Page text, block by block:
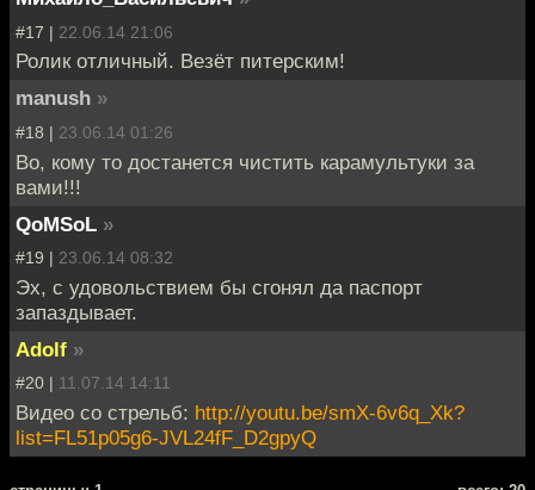
#17 | 22.06.14 21:06
Ролик отличный. Везёт питерским!
manush »
#18 | 23.06.14 01:26
Во, кому то достанется чистить карамультуки за
вами!!!
QoMSoL »
#19 | 23.06.14 08:32
Эх, с удовольствием бы сгонял да паспорт
запаздывает.
Adolf »
#20 | 11.07.14 14:11
Видео со стрельб: http://youtu.be/smX-6v6q_Xk?
list=FL51p05g6-JVL24fF_D2gpyQ